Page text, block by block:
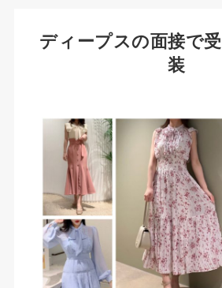
ディープスの面接で
装